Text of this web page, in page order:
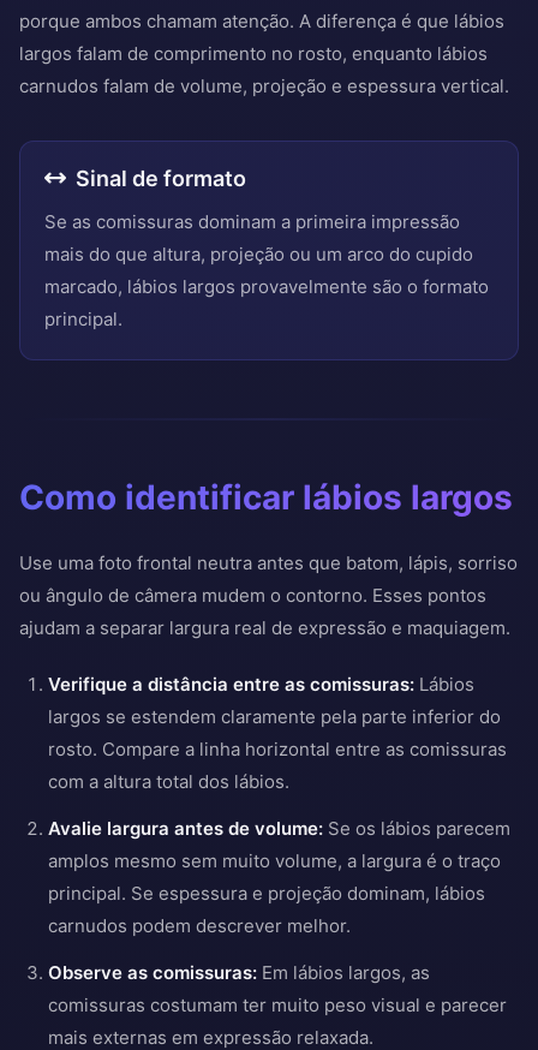
porque ambos chamam atenção. A diferença é que lábios
largos falam de comprimento no rosto, enquanto lábios
carnudos falam de volume, projeção e espessura vertical.
Sinal de formato
Se as comissuras dominam a primeira impressão
mais do que altura, projeção ou um arco do cupido
marcado, lábios largos provavelmente são o formato
principal.
Como identificar lábios largos
Use uma foto frontal neutra antes que batom, lápis, sorriso
ou ângulo de câmera mudem o contorno. Esses pontos
ajudam a separar largura real de expressão e maquiagem.
Verifique a distância entre as comissuras: Lábios
largos se estendem claramente pela parte inferior do
rosto. Compare a linha horizontal entre as comissuras
com a altura total dos lábios.
Avalie largura antes de volume: Se os lábios parecem
amplos mesmo sem muito volume, a largura é o traço
principal. Se espessura e projeção dominam, lábios
carnudos podem descrever melhor.
Observe as comissuras: Em lábios largos, as
comissuras costumam ter muito peso visual e parecer
mais externas em expressão relaxada.